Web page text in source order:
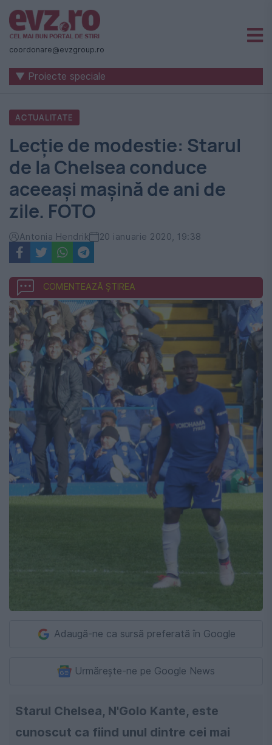
Știri
naționale
internaționale
România
-
Evenimentul
Zilei
coordonare@evzgroup.ro
▼ Proiecte speciale
ACTUALITATE
Lecţie de modestie: Starul
de la Chelsea conduce
aceeaşi maşină de ani de
zile. FOTO
Antonia Hendrik 20 ianuarie 2020, 19:38
COMENTEAZĂ ȘTIREA
Adaugă-ne ca sursă preferată în Google
Urmărește-ne pe Google News
Starul Chelsea, N'Golo Kante, este
cunoscut ca fiind unul dintre cei mai